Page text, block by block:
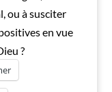
ou à susciter
en vue
?